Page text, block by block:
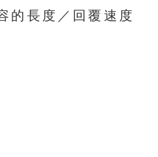
的長度／回覆速度